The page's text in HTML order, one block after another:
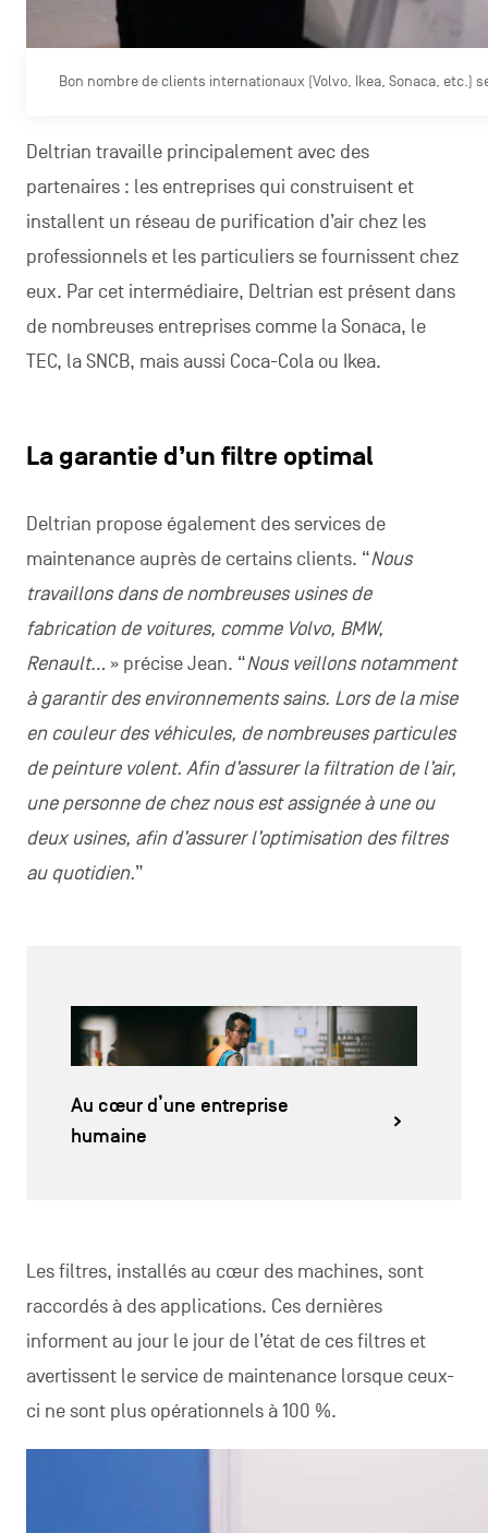
Bon nombre de clients internationaux (Volvo, Ikea, Sonaca, etc.)
Deltrian travaille principalement avec des
partenaires : les entreprises qui construisent et
installent un réseau de purification d’air chez les
professionnels et les particuliers se fournissent chez
eux. Par cet intermédiaire, Deltrian est présent dans
de nombreuses entreprises comme la Sonaca, le
TEC, la SNCB, mais aussi Coca-Cola ou Ikea.
La garantie d’un filtre optimal
Deltrian propose également des services de
maintenance auprès de certains clients. “Nous
travaillons dans de nombreuses usines de
fabrication de voitures, comme Volvo, BMW,
Renault… » précise Jean. “Nous veillons notamment
à garantir des environnements sains. Lors de la mise
en couleur des véhicules, de nombreuses particules
de peinture volent. Afin d’assurer la filtration de l’air,
une personne de chez nous est assignée à une ou
deux usines, afin d’assurer l’optimisation des filtres
au quotidien.”
Au cœur d’une entreprise
humaine
Les filtres, installés au cœur des machines, sont
raccordés à des applications. Ces dernières
informent au jour le jour de l’état de ces filtres et
avertissent le service de maintenance lorsque ceux-
ci ne sont plus opérationnels à 100 %.